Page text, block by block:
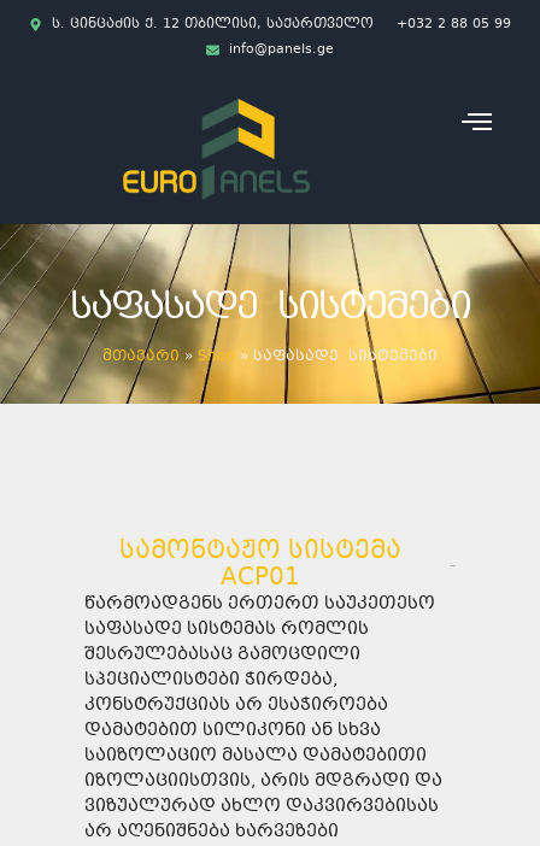
ს. ცინცაძის ქ. 12 თბილისი, საქართველო
+032 2 88 05 99
info@panels.ge
ᲡᲐᲤᲐᲡᲐᲓᲔ ᲡᲘᲡᲢᲔᲛᲔᲑᲘ
მთავარი » Shop » საფასადე სისტემები
სამონტაჟო სისტემა
ACP01
წარმოადგენს ერთერთ საუკეთესო
საფასადე სისტემას რომლის
შესრულებასაც გამოცდილი
სპეციალისტები ჭირდება,
კონსტრუქციას არ ესაჭიროება
დამატებით სილიკონი ან სხვა
საიზოლაციო მასალა დამატებითი
იზოლაციისთვის, არის მდგრადი და
ვიზუალურად ახლო დაკვირვებისას
არ აღენიშნება ხარვეზები